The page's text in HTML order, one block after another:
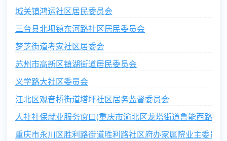
城关镇鸿运社区居民委员会
三台县北坝镇东河路社区居民委员会
梦芝街道考家社区居委会
苏州市高新区镇湖街道居民委员会
义学路大社区委员会
江北区观音桥街道塔坪社区居务监督委员会
人社社保就业服务窗口(重庆市渝北区龙塔街道鲁能西路社
重庆市永川区胜利路街道胜利路社区府办家属院业主委员会